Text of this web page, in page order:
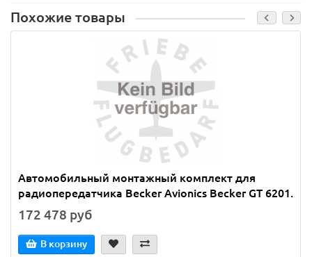
Похожие товары
Автомобильный монтажный комплект для
радиопередатчика Becker Avionics Becker GT 6201.
172 478 руб
В корзину